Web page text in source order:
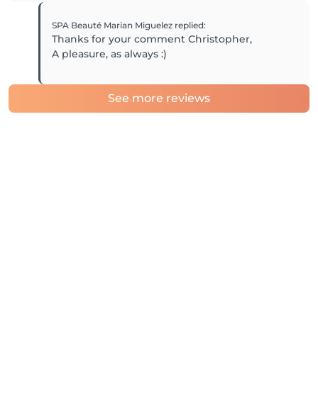
SPA Beauté Marian Miguelez replied:
Thanks for your comment Christopher,
A pleasure, as always :)
See more reviews